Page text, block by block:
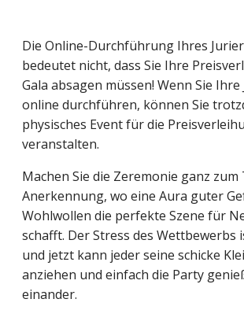
Die Online-Durchführung Ihres
bedeutet nicht, dass Sie Ihre
Gala absagen müssen! Wenn Sie
online durchführen, können Sie
physisches Event für die
veranstalten.
Machen Sie die Zeremonie ganz zum
Anerkennung, wo eine Aura guter
Wohlwollen die perfekte Szene für
schafft. Der Stress des Wettbewerbs
und jetzt kann jeder seine schicke
anziehen und einfach die Party
einander.